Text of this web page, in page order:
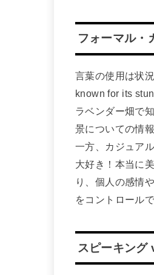
フォーマル・
言葉の使用は状
known for its
ラベンダー畑で
景についての情
一方、カジュア
大好き！本当に
り、個人の感情
をコントロール
スピーキング